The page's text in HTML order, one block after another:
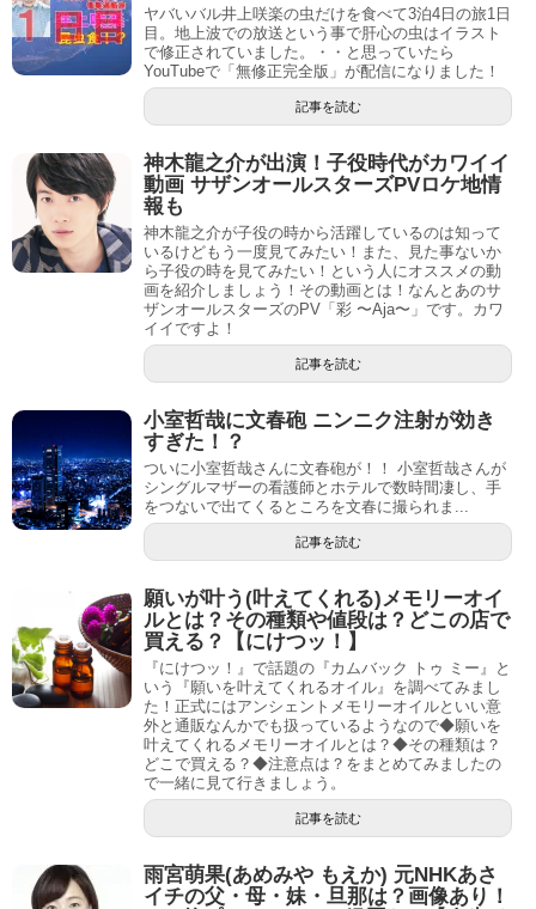
ヤバいバル井上咲楽の虫だけを食べて3泊4日の旅1日
目。地上波での放送という事で肝心の虫はイラスト
で修正されていました。・・と思っていたら
YouTubeで「無修正完全版」が配信になりました！
記事を読む
神木龍之介が出演！子役時代がカワイイ
動画 サザンオールスターズPVロケ地情
報も
神木龍之介が子役の時から活躍しているのは知って
いるけどもう一度見てみたい！また、見た事ないか
ら子役の時を見てみたい！という人にオススメの動
画を紹介しましょう！その動画とは！なんとあのサ
ザンオールスターズのPV「彩 〜Aja〜」です。カワ
イイですよ！
記事を読む
小室哲哉に文春砲 ニンニク注射が効き
すぎた！？
ついに小室哲哉さんに文春砲が！！ 小室哲哉さんが
シングルマザーの看護師とホテルで数時間凄し、手
をつないで出てくるところを文春に撮られま...
記事を読む
願いが叶う(叶えてくれる)メモリーオイ
ルとは？その種類や値段は？どこの店で
買える？【にけつッ！】
『にけつッ！』で話題の『カムバック トゥ ミー』と
いう『願いを叶えてくれるオイル』を調べてみまし
た！正式にはアンシェントメモリーオイルといい意
外と通販なんかでも扱っているようなので◆願いを
叶えてくれるメモリーオイルとは？◆その種類は？
どこで買える？◆注意点は？をまとめてみましたの
で一緒に見て行きましょう。
記事を読む
雨宮萌果(あめみや もえか) 元NHKあさ
イチの父・母・妹・旦那は？画像あり！